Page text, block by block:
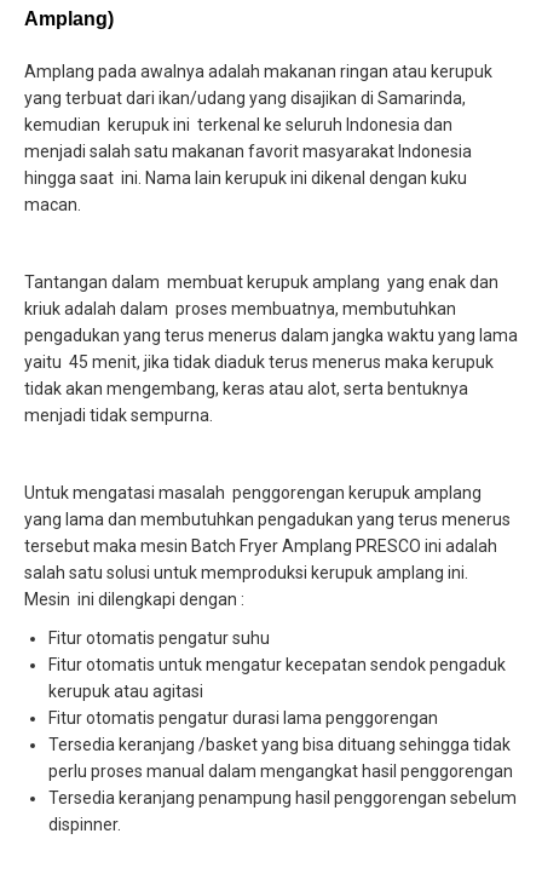
Amplang)
Amplang pada awalnya adalah makanan ringan atau kerupuk
yang terbuat dari ikan/udang yang disajikan di Samarinda,
kemudian kerupuk ini terkenal ke seluruh Indonesia dan
menjadi salah satu makanan favorit masyarakat Indonesia
hingga saat ini. Nama lain kerupuk ini dikenal dengan kuku
macan.
Tantangan dalam membuat kerupuk amplang yang enak dan
kriuk adalah dalam proses membuatnya, membutuhkan
pengadukan yang terus menerus dalam jangka waktu yang lama
yaitu 45 menit, jika tidak diaduk terus menerus maka kerupuk
tidak akan mengembang, keras atau alot, serta bentuknya
menjadi tidak sempurna.
Untuk mengatasi masalah penggorengan kerupuk amplang
yang lama dan membutuhkan pengadukan yang terus menerus
tersebut maka mesin Batch Fryer Amplang PRESCO ini adalah
salah satu solusi untuk memproduksi kerupuk amplang ini.
Mesin ini dilengkapi dengan :
Fitur otomatis pengatur suhu
Fitur otomatis untuk mengatur kecepatan sendok pengaduk
kerupuk atau agitasi
Fitur otomatis pengatur durasi lama penggorengan
Tersedia keranjang /basket yang bisa dituang sehingga tidak
perlu proses manual dalam mengangkat hasil penggorengan
Tersedia keranjang penampung hasil penggorengan sebelum
dispinner.